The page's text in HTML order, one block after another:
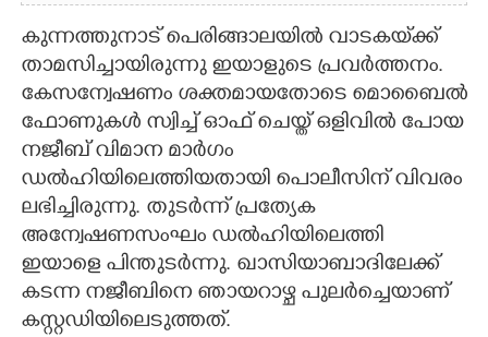
കുന്നത്തുനാട് പെരിങ്ങാലയിൽ വാടകയ്‌ക്ക്
താമസിച്ചായിരുന്നു ഇയാളുടെ പ്രവർത്തനം.
കേസന്വേഷണം ശക്തമായതോടെ മൊബൈൽ
ഫോണുകൾ സ്വിച്ച് ഓഫ് ചെയ്ത് ഒളിവിൽ പോയ
നജീബ് വിമാന മാർഗം
ഡൽഹിയിലെത്തിയതായി പൊലീസിന് വിവരം
ലഭിച്ചിരുന്നു. തുടർന്ന് പ്രത്യേക
അന്വേഷണസംഘം ഡൽഹിയിലെത്തി
ഇയാളെ പിന്തുടർന്നു. ഖാസിയാബാദിലേക്ക്
കടന്ന നജീബിനെ ഞായറാഴ്ച പുലർച്ചെയാണ്
കസ്റ്റഡിയിലെടുത്തത്.